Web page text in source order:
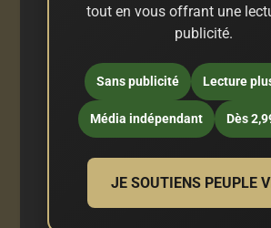
tout en vous offrant une
publicité.
Sans publicité Lecture
Média indépendant Dès
JE SOUTIENS PEUPLE